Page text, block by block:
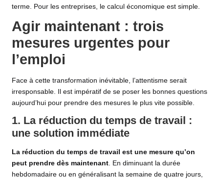
terme. Pour les entreprises, le calcul économique est simple.
Agir maintenant : trois
mesures urgentes pour
l’emploi
Face à cette transformation inévitable, l’attentisme serait
irresponsable. Il est impératif de se poser les bonnes questions
aujourd’hui pour prendre des mesures le plus vite possible.
1. La réduction du temps de travail :
une solution immédiate
La réduction du temps de travail est une mesure qu’on
peut prendre dès maintenant. En diminuant la durée
hebdomadaire ou en généralisant la semaine de quatre jours,